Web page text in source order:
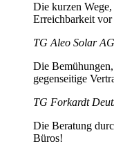
Die kurzen
Erreichbarkeit
TG Aleo Solar AG
Die
gegenseitige
TG Forkardt
Die Beratung
Büros!